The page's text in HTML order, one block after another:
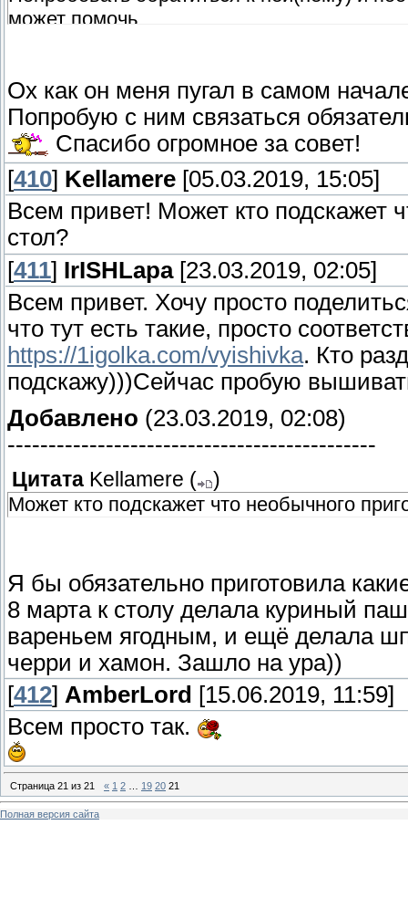
может помочь.
give_rose
Ох как он меня пугал в самом
Попробую с ним связаться
Спасибо огромное за совет!
[410] Kellamere [05.03.2019, 15:05]
Всем привет! Может кто подскажет
стол?
[411] IrISHLapa[23.03.2019, 02:05]
Всем привет. Хочу просто
что тут есть такие, просто
https://1igolka.com/vyishivka. Кто
подскажу)))Сейчас пробую
Добавлено (23.03.2019, 02:08)
---------------------------------------------
Цитата Kellamere (
)
Может кто подскажет что необычного
Я бы обязательно приготовила
8 марта к столу делала куриный
вареньем ягодным, и ещё делала
черри и хамон. Зашло на ура))
[412] AmberLord [15.06.2019, 11:59]
Всем просто так.
Страница 21 из 21 « 1 2 19 20 21
Полная версия сайта